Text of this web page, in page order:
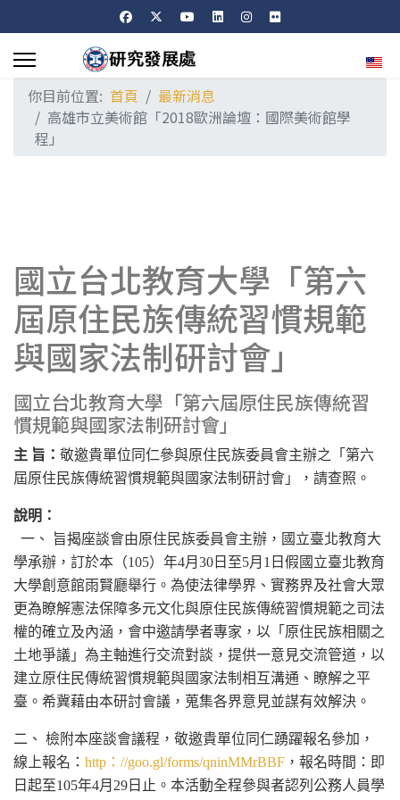
選擇
你目前位置: 首頁
最新消息
高雄市立美術館「2018歐洲論壇：國際美術館學
程」
國立台北教育大學「第六
屆原住民族傳統習慣規範
與國家法制研討會」
國立台北教育大學「第六屆原住民族傳統習
慣規範與國家法制研討會」
主 旨： 敬邀貴單位同仁參與原住民族委員會主辦之「第六
屆原住民族傳統習慣規範與國家法制研討會」，請查照。
說明：
一、 旨揭座談會由原住民族委員會主辦，國立臺北教育大
學承辦，訂於本（105）年4月30日至5月1日假國立臺北教育
大學創意館雨賢廳舉行。為使法律學界、實務界及社會大眾
更為瞭解憲法保障多元文化與原住民族傳統習慣規範之司法
權的確立及內涵，會中邀請學者專家，以「原住民族相關之
土地爭議」為主軸進行交流對談，提供一意見交流管道，以
建立原住民傳統習慣規範與國家法制相互溝通、瞭解之平
臺。希冀藉由本研討會議，蒐集各界意見並謀有效解決。
二、 檢附本座談會議程，敬邀貴單位同仁踴躍報名參加，
線上報名： http：//goo.gl/forms/qninMMrBBF ，報名時間：即
日起至105年4月29日止。本活動全程參與者認列公務人員學